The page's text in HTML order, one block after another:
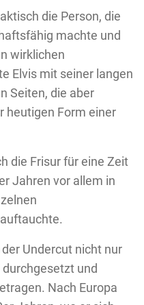
die Person, die
machte und
wirklichen
Elvis mit seiner langen
Seiten, die aber
heutigen Form einer
die Frisur für eine Zeit
Jahren vor allem in
Undercut nicht nur
und
Nach Europa